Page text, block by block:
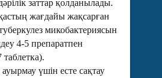
заттар қолданылады.
жағдайы жақсарған
микобактериясын
4-5 препаратпен
үшін есте сақтау